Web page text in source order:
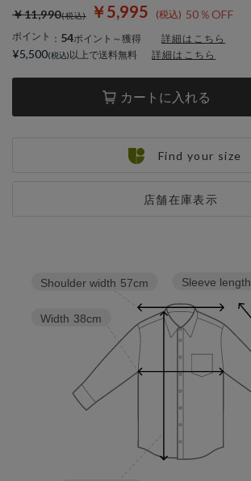
￥5,995 50％OFF
￥11,990
ポイント ： 54ポイント～獲得 詳細はこちら
カートに入れる
店舗在庫表示
¥5,500 以上で送料無料 詳細はこちら
Find your size
Sleeve length
Width 38cm
Shoulder width 57cm